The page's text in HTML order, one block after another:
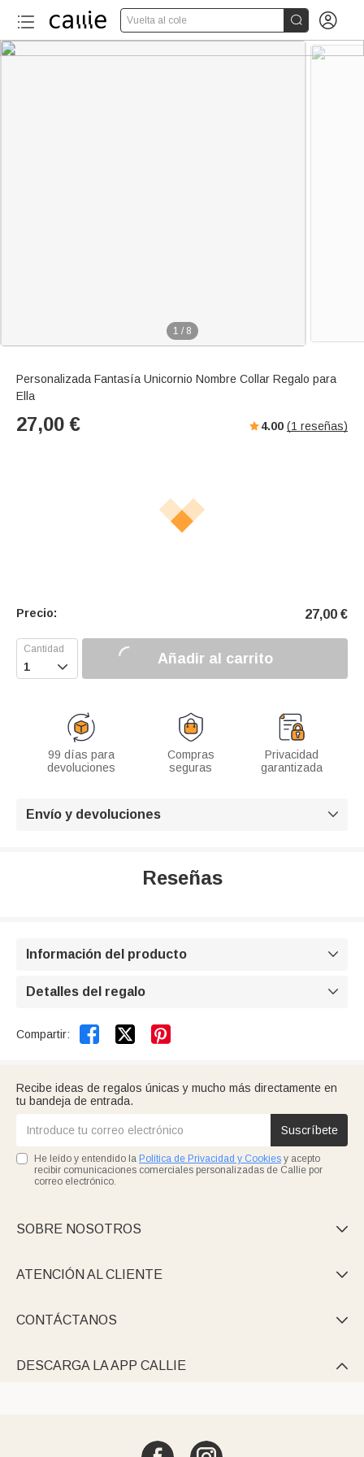
Vuelta al cole  
1 / 8
Personalizada Fantasía Unicornio Nombre Collar Regalo para
Ella
27,00 € 4.00 (1 reseñas)
Precio: 27,00 €
 Añadir al carrito
99 días para
devoluciones
Compras
seguras
Privacidad
garantizada
Envío y devoluciones 
Reseñas
Información del producto 
Detalles del regalo 
Compartir:  
Recibe ideas de regalos únicas y mucho más directamente en
tu bandeja de entrada.
Suscríbete
He leído y entendido la Política de Privacidad y Cookies y acepto
recibir comunicaciones comerciales personalizadas de Callie por
correo electrónico.
SOBRE NOSOTROS 
ATENCIÓN AL CLIENTE 
CONTÁCTANOS 
DESCARGA LA APP CALLIE 